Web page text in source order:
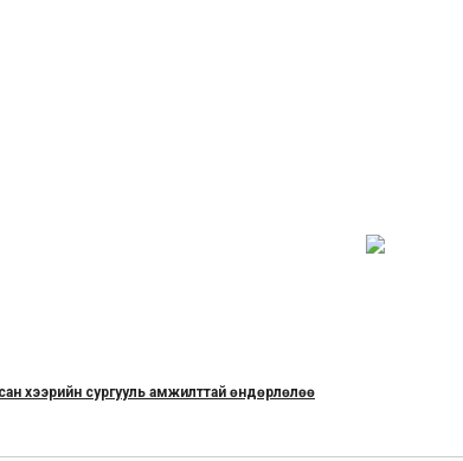
хээрийн сургууль амжилттай өндөрлөлөө